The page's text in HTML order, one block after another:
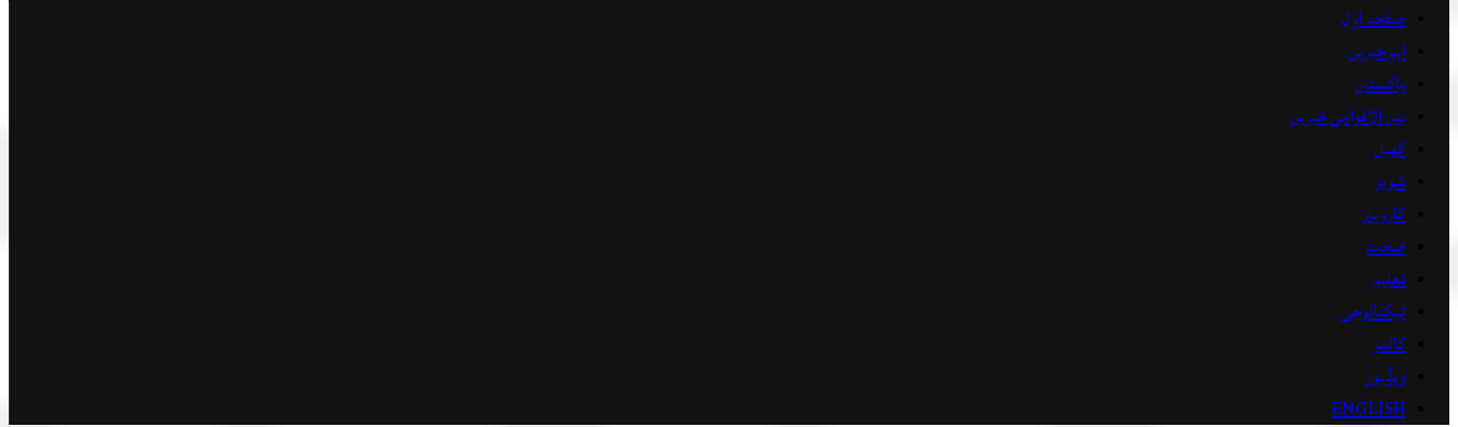
صفحہ اوّل
اہم خبریں
پاکستان
بین الاقوامی خبریں
کھیل
شوبز
کاروبار
صحت
تعلیم
ٹیکنالوجی
کالمز
ویڈیوز
ENGLISH